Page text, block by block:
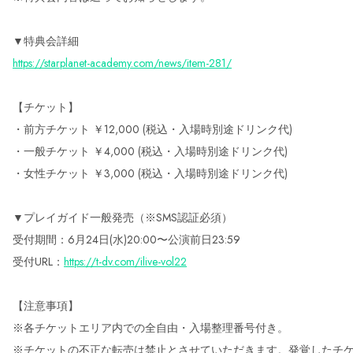
▼特典会詳細
https://starplanet-academy.com/news/item-281/
【チケット】
・前方チケット ￥12,000 (税込・入場時別途ドリンク代)
・一般チケット ￥4,000 (税込・入場時別途ドリンク代)
・女性チケット ￥3,000 (税込・入場時別途ドリンク代)
▼プレイガイド一般発売（※SMS認証必須）
受付期間：6月24日(水)20:00〜公演前日23:59
受付URL： https://t-dv.com/ilive-vol22
【注意事項】
※各チケットエリア内での全自由・入場整理番号付き。
※チケットの不正な転売は禁止とさせていただきます。発覚したチ